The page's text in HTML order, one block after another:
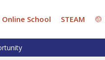
Online School STEAM